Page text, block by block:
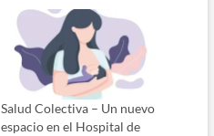
Salud Colectiva – Un nuevo
espacio en el Hospital de